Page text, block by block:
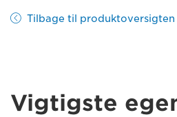
Tilbage til produktoversigten
Vigtigste